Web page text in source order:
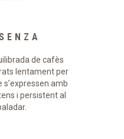
de cafès
lentament per
s’expressen amb
i persistent al